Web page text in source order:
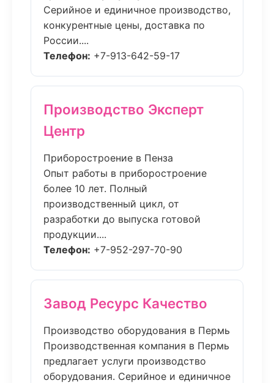
Серийное и единичное производство,
конкурентные цены, доставка по
России....
Телефон: +7-913-642-59-17
Производство Эксперт
Центр
Приборостроение в Пенза
Опыт работы в приборостроение
более 10 лет. Полный
производственный цикл, от
разработки до выпуска готовой
продукции....
Телефон: +7-952-297-70-90
Завод Ресурс Качество
Производство оборудования в Пермь
Производственная компания в Пермь
предлагает услуги производство
оборудования. Серийное и единичное